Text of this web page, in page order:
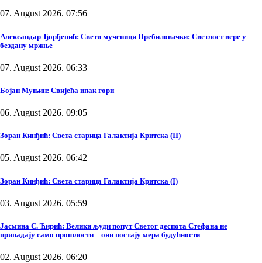
07. August 2026. 07:56
Александар Ђорђевић: Свети мученици Пребиловачки: Светлост вере у
бездану мржње
07. August 2026. 06:33
Бојан Муњин: Свијећа ипак гори
06. August 2026. 09:05
Зоран Кинђић: Света старица Галактија Критска (II)
05. August 2026. 06:42
Зоран Кинђић: Света старица Галактија Критска (I)
03. August 2026. 05:59
Јасмина С. Ћирић: Велики људи попут Светог деспота Стефана не
припадају само прошлости – они постају мера будућности
02. August 2026. 06:20